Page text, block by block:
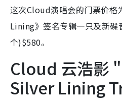
这次Cloud演唱会的门票价
Lining》签名专辑一只及新碟
个)$580。
Cloud 云浩影
Silver Lining